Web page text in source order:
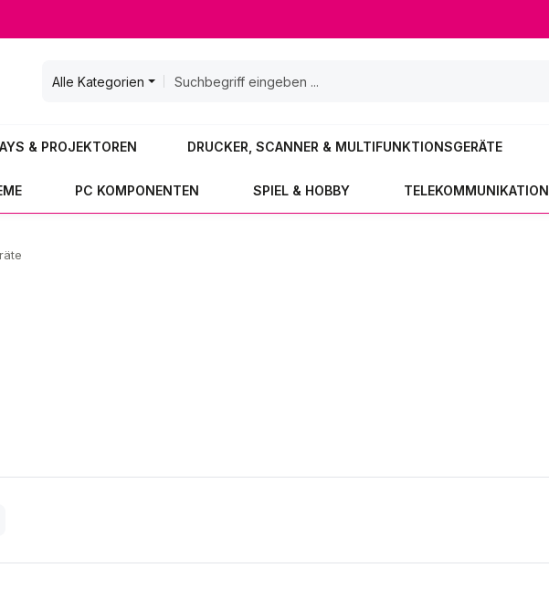
Alle Kategorien
& PROJEKTOREN DRUCKER, SCANNER & MULTIFUNKTIONSGERÄTE
PC KOMPONENTEN SPIEL & HOBBY TELEKOMMUNIKATION